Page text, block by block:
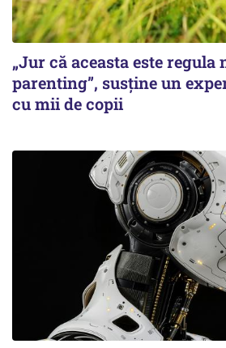
„Jur că aceasta este regula
parenting”, susține un
cu mii de copii